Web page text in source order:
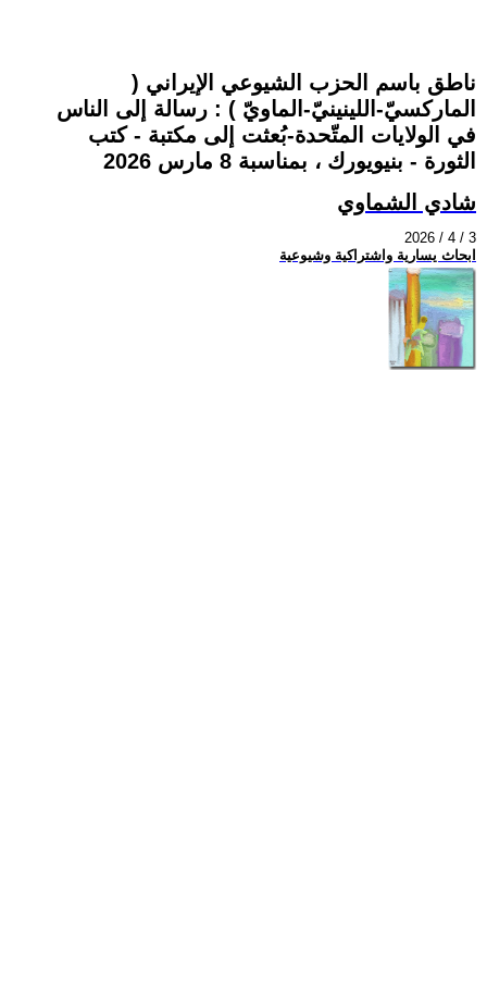
ناطق باسم الحزب الشيوعي الإيراني (
الماركسيّ-اللينينيّ-الماويّ ) : رسالة إلى الناس
في الولايات المتّحدة-بُعثت إلى مكتبة - كتب
الثورة - بنيويورك ، بمناسبة 8 مارس 2026
شادي الشماوي
2026 / 4 / 3
ابحاث يسارية واشتراكية وشيوعية